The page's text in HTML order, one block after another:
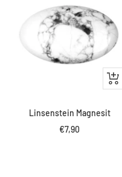
IN
DEN
Linsenstein Magnesit
Angebotspreis
€7,90